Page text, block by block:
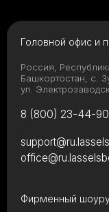
Головной офис и
Россия,
Башкортостан, с.
ул.
8 (800) 23-44-
Фирменный